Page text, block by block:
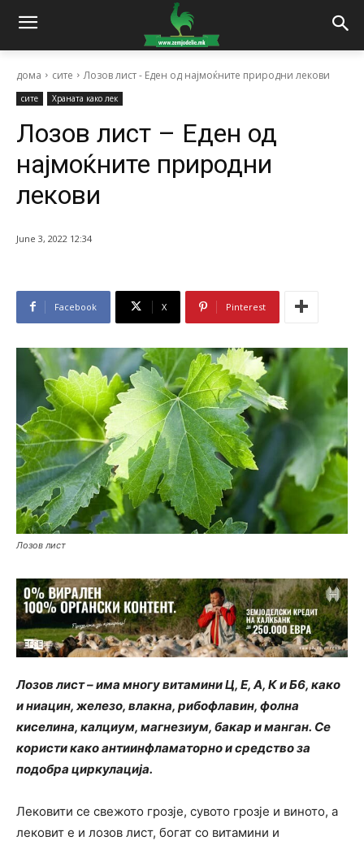
дома сите Лозов лист - Еден од најмоќните природни лекови
сите Храната како лек
Лозов лист – Еден од
најмоќните природни
лекови
June 3, 2022 12:34
Facebook X Pinterest
Лозов лист
Лозов лист – има многу витамини Ц, Е, А, К и Б6, како
и ниацин, железо, влакна, рибофлавин, фолна
киселина, калциум, магнезиум, бакар и манган. Се
користи како антиинфламаторно и средство за
подобра циркулација.
Лековити се свежото грозје, сувото грозје и виното, а
лековит е и лозов лист, богат со витамини и